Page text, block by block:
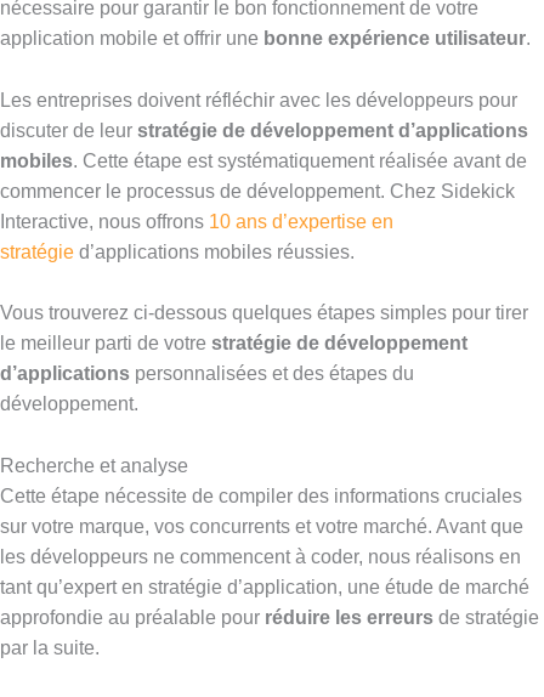
nécessaire pour garantir le bon fonctionnement de votre
application mobile et offrir une bonne expérience utilisateur.
Les entreprises doivent réfléchir avec les développeurs pour
discuter de leur stratégie de développement d’applications
mobiles. Cette étape est systématiquement réalisée avant de
commencer le processus de développement. Chez Sidekick
Interactive, nous offrons 10 ans d’expertise en
stratégie d’applications mobiles réussies.
Vous trouverez ci-dessous quelques étapes simples pour tirer
le meilleur parti de votre stratégie de développement
d’applications personnalisées et des étapes du
développement.
Recherche et analyse
Cette étape nécessite de compiler des informations cruciales
sur votre marque, vos concurrents et votre marché. Avant que
les développeurs ne commencent à coder, nous réalisons en
tant qu’expert en stratégie d’application, une étude de marché
approfondie au préalable pour réduire les erreurs de stratégie
par la suite.